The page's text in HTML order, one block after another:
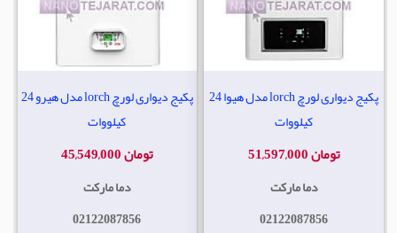
پکیج دیواری لورچ lorch مدل هیرو 24
کیلووات
45,549,000 تومان
دما مارکت
02122087856
پکیج دیواری لورچ lorch مدل هیوا 24
کیلووات
51,597,000 تومان
دما مارکت
02122087856